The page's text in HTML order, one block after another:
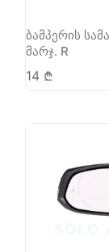
ბამპერის
მარჯ. R
14 ₾